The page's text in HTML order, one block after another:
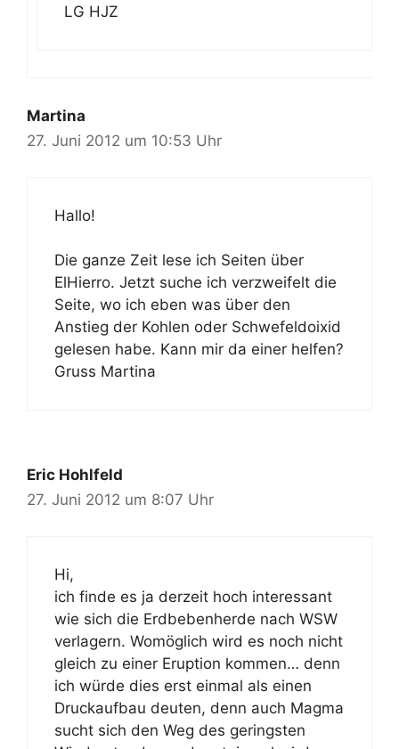
LG HJZ
Martina
27. Juni 2012 um 10:53 Uhr
Hallo!
Die ganze Zeit lese ich Seiten über
ElHierro. Jetzt suche ich verzweifelt die
Seite, wo ich eben was über den
Anstieg der Kohlen oder Schwefeldoixid
gelesen habe. Kann mir da einer helfen?
Gruss Martina
Eric Hohlfeld
27. Juni 2012 um 8:07 Uhr
Hi,
ich finde es ja derzeit hoch interessant
wie sich die Erdbebenherde nach WSW
verlagern. Womöglich wird es noch nicht
gleich zu einer Eruption kommen… denn
ich würde dies erst einmal als einen
Druckaufbau deuten, denn auch Magma
sucht sich den Weg des geringsten